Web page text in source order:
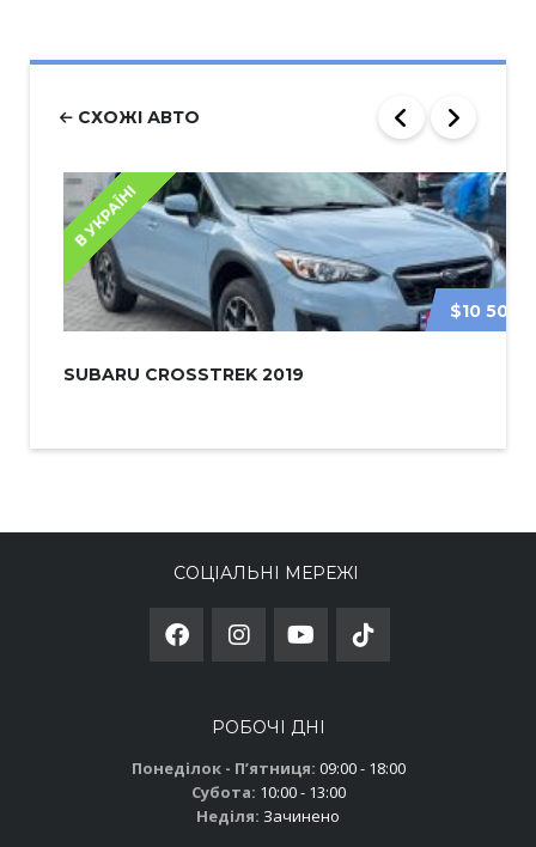
СХОЖІ АВТО
В УКРАЇНІ
$10 500
SUBARU CROSSTREK 2019
СОЦІАЛЬНІ МЕРЕЖІ
РОБОЧІ ДНІ
Понеділок - Пʼятниця: 09:00 - 18:00
Субота: 10:00 - 13:00
Неділя: Зачинено